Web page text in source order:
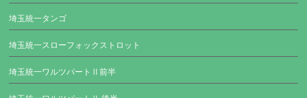
埼玉統一タンゴ
埼玉統一スローフォックストロット
埼玉統一ワルツパートⅡ前半